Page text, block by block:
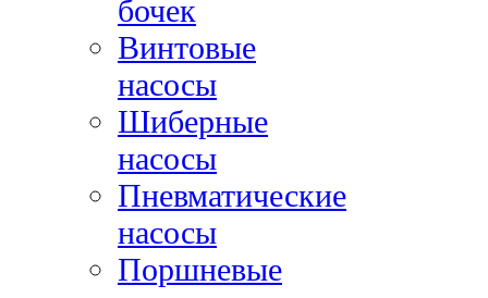
бочек
Винтовые
насосы
Шиберные
насосы
Пневматические
насосы
Поршневые